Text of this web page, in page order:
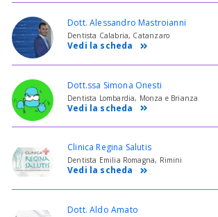
Dott. Alessandro Mastroianni
Dentista Calabria, Catanzaro
Vedi la scheda
Dott.ssa Simona Onesti
Dentista Lombardia, Monza e Brianza
Vedi la scheda
Clinica Regina Salutis
Dentista Emilia Romagna, Rimini
Vedi la scheda
Dott. Aldo Amato